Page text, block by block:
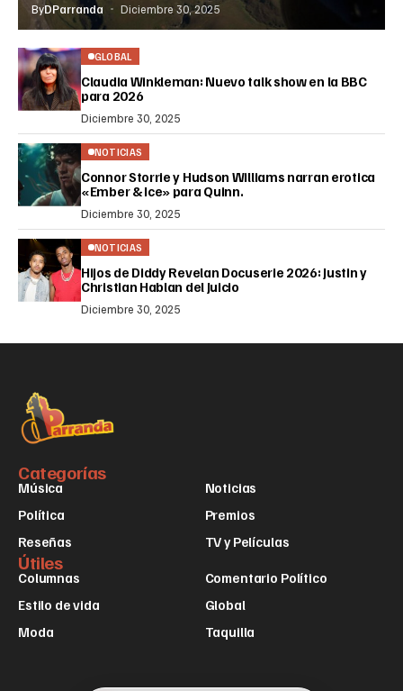
ByDParranda Diciembre 30, 2025
GLOBAL
Claudia Winkleman: Nuevo talk show en la BBC
para 2026
Diciembre 30, 2025
NOTICIAS
Connor Storrie y Hudson Williams narran erotica
«Ember & Ice» para Quinn.
Diciembre 30, 2025
NOTICIAS
Hijos de Diddy Revelan Docuserie 2026: Justin y
Christian Hablan del Juicio
Diciembre 30, 2025
Categorías
Música
Noticias
Política
Premios
Reseñas
TV y Películas
Útiles
Columnas
Comentario Político
Estilo de vida
Global
Moda
Taquilla